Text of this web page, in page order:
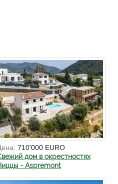
710'000 EURO
дом в окрестностях
- Aspremont